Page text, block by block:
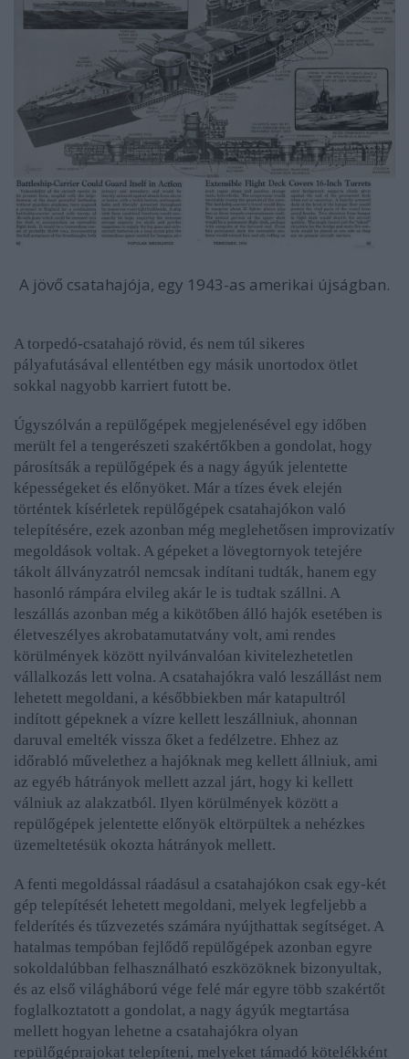
A jövő csatahajója, egy 1943-as amerikai újságban.
A torpedó-csatahajó rövid, és nem túl sikeres
pályafutásával ellentétben egy másik unortodox ötlet
sokkal nagyobb karriert futott be.
Úgyszólván a repülőgépek megjelenésével egy időben
merült fel a tengerészeti szakértőkben a gondolat, hogy
párosítsák a repülőgépek és a nagy ágyúk jelentette
képességeket és előnyöket. Már a tízes évek elején
történtek kísérletek repülőgépek csatahajókon való
telepítésére, ezek azonban még meglehetősen improvizatív
megoldások voltak. A gépeket a lövegtornyok tetejére
tákolt állványzatról nemcsak indítani tudták, hanem egy
hasonló rámpára elvileg akár le is tudtak szállni. A
leszállás azonban még a kikötőben álló hajók esetében is
életveszélyes akrobatamutatvány volt, ami rendes
körülmények között nyilvánvalóan kivitelezhetetlen
vállalkozás lett volna. A csatahajókra való leszállást nem
lehetett megoldani, a későbbiekben már katapultról
indított gépeknek a vízre kellett leszállniuk, ahonnan
daruval emelték vissza őket a fedélzetre. Ehhez az
időrabló művelethez a hajóknak meg kellett állniuk, ami
az egyéb hátrányok mellett azzal járt, hogy ki kellett
válniuk az alakzatból. Ilyen körülmények között a
repülőgépek jelentette előnyök eltörpültek a nehézkes
üzemeltetésük okozta hátrányok mellett.
A fenti megoldással ráadásul a csatahajókon csak egy-két
gép telepítését lehetett megoldani, melyek legfeljebb a
felderítés és tűzvezetés számára nyújthattak segítséget. A
hatalmas tempóban fejlődő repülőgépek azonban egyre
sokoldalúbban felhasználható eszközöknek bizonyultak,
és az első világháború vége felé már egyre több szakértőt
foglalkoztatott a gondolat, a nagy ágyúk megtartása
mellett hogyan lehetne a csatahajókra olyan
repülőgéprajokat telepíteni, melyeket támadó kötelékként